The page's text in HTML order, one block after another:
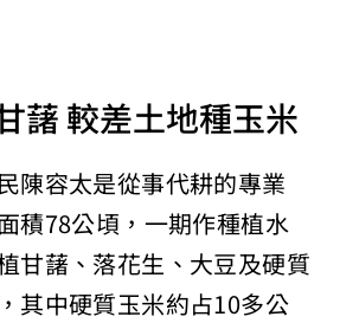
藷 較差土地種玉米
陳容太是從事代耕的專業
積78公頃，一期作種植水
甘藷、落花生、大豆及硬質
其中硬質玉米約占10多公